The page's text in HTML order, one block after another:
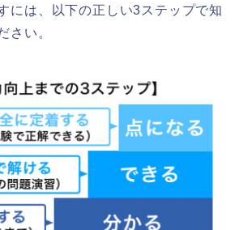
には、以下の正しい3ステップで知
さい。